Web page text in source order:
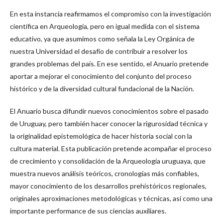
En esta instancia reafirmamos el compromiso con la investigación
científica en Arqueología, pero en igual medida con el sistema
educativo, ya que asumimos como señala la Ley Orgánica de
nuestra Universidad el desafío de contribuir a resolver los
grandes problemas del país. En ese sentido, el Anuario pretende
aportar a mejorar el conocimiento del conjunto del proceso
histórico y de la diversidad cultural fundacional de la Nación.
El Anuario busca difundir nuevos conocimientos sobre el pasado
de Uruguay, pero también hacer conocer la rigurosidad técnica y
la originalidad epistemológica de hacer historia social con la
cultura material. Esta publicación pretende acompañar el proceso
de crecimiento y consolidación de la Arqueología uruguaya, que
muestra nuevos análisis teóricos, cronologías más confiables,
mayor conocimiento de los desarrollos prehistóricos regionales,
originales aproximaciones metodológicas y técnicas, así como una
importante performance de sus ciencias auxiliares.